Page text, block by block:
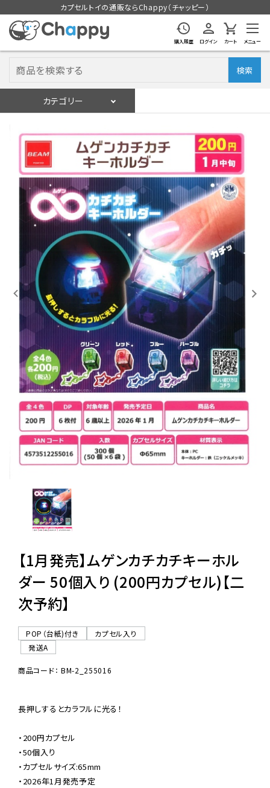
カプセルトイの通販ならChappy（チャッピー）
購入履歴 ログイン カート メニュー
検索
カテゴリー
会員登録
入荷スケジュールをチェック
カプセルトイマシン本体
カプセルトイ
販促用空カプセル
レンタル
景品・玩具・文具
販促用カプセルトイ
よくあるご質問
ご利用ガイド
06-6282-7659
【1月発売】ムゲンカチカチキーホル
ダー 50個入り (200円カプセル)【二
次予約】
POP（台紙)付き
カプセル入り
発送A
商品コード： BM-2_255016
長押しするとカラフルに光る！
・200円カプセル
・50個入り
・カプセルサイズ:65mm
・2026年1月発売予定